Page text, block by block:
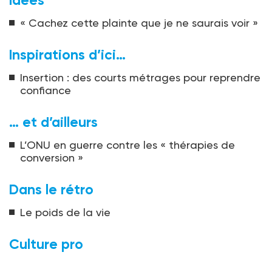
« Cachez cette plainte que je ne saurais voir »
Inspirations d’ici…
Insertion : des courts métrages pour reprendre
confiance
… et d’ailleurs
L’ONU en guerre contre les « thérapies de
conversion »
Dans le rétro
Le poids de la vie
Culture pro